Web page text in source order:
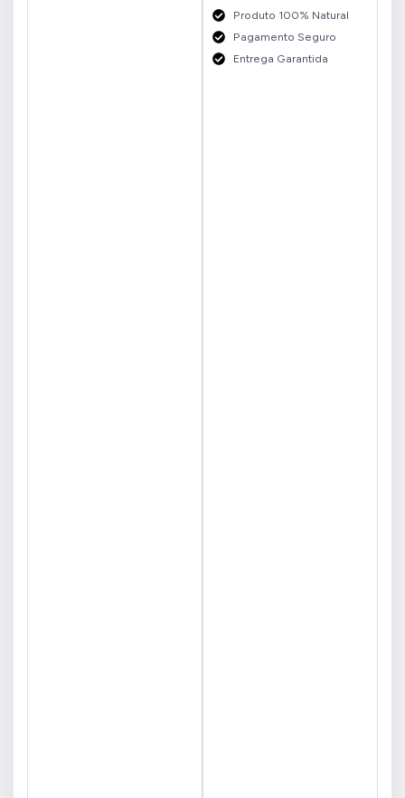
Produto 100% Natural
Pagamento Seguro
Entrega Garantida